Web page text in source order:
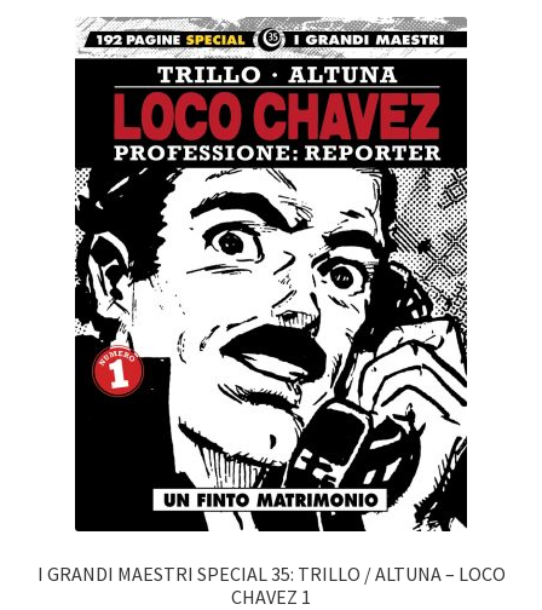
I GRANDI MAESTRI SPECIAL 35: TRILLO / ALTUNA – LOCO
CHAVEZ 1